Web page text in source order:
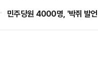
민주당원 4000명, '박쥐 발